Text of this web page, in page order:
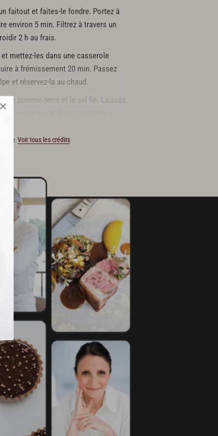
×
faitout et faites-le fondre. Portez à
environ 5 min. Filtrez à travers un
2 h au frais.
mettez-les dans une casserole
à frémissement 20 min. Passez
et réservez-la au chaud.
de pomme terre et le sel fin. Laissez
le beurre noisette froid
Voir tous les crédits